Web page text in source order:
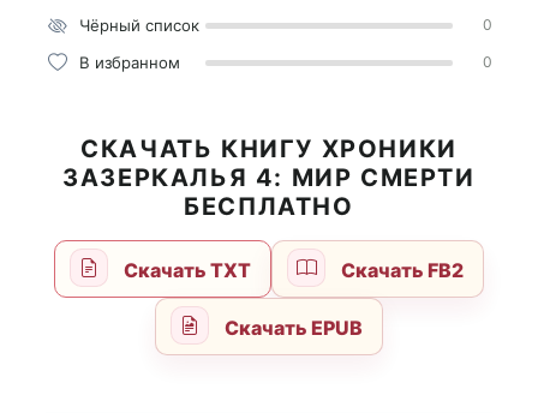
Чёрный список 0
В избранном 0
СКАЧАТЬ КНИГУ ХРОНИКИ
ЗАЗЕРКАЛЬЯ 4: МИР СМЕРТИ
БЕСПЛАТНО
Скачать TXT Скачать FB2
Скачать EPUB